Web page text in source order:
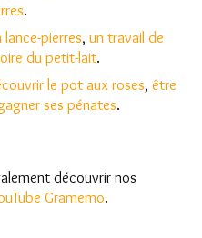
.
pierres, un travail de
du petit-lait.
le pot aux roses, être
ses pénates.
découvrir nos
Gramemo.